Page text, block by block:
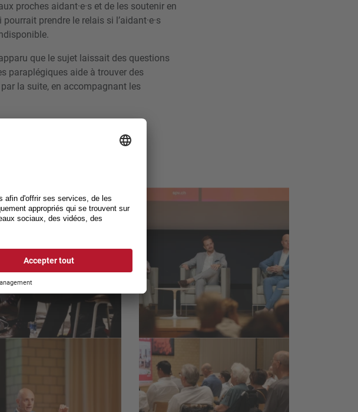
proches aidant·e·s et de les soutenir en
prendre le relais si l’aidant·e·s
que le sujet laissait des questions
paraplégiques aide à trouver des
la suite, en accompagnant les
images